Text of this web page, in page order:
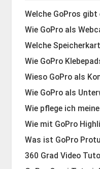
Welche GoPros gibt
Wie GoPro als
Welche
Wie GoPro
Wieso GoPro als
Wie GoPro als
Wie pflege ich
Wie mit GoPro
Was ist GoPro
360 Grad Video